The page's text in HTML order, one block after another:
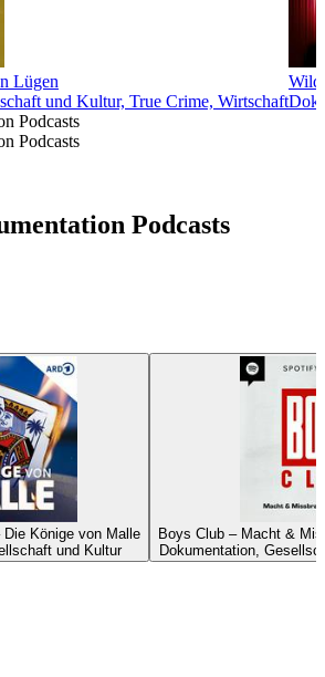
Lügen
und Kultur, True Crime, Wirtschaft
Wild
Podcasts
Podcasts
Podcasts
Könige von Malle
und Kultur
Boys Club – Macht &
Dokumentation,